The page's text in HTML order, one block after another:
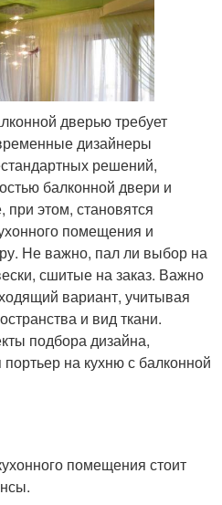
дверью требует
дизайнеры
решений,
балконной двери и
этом, становятся
помещения и
Не важно, пал ли выбор на
сшитые на заказ. Важно
вариант, учитывая
и вид ткани.
подбора дизайна,
на кухню с балконной
помещения стоит